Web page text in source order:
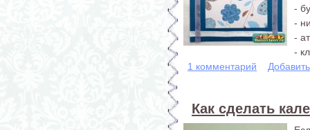
-
-
-
-
1 комментарий
Как сделать